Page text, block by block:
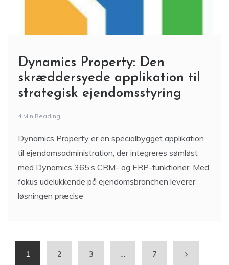
Dynamics Property: Den
skræddersyede applikation til
strategisk ejendomsstyring
4 Min Reading
Dynamics Property er en specialbygget applikation
til ejendomsadministration, der integreres sømløst
med Dynamics 365’s CRM- og ERP-funktioner. Med
fokus udelukkende på ejendomsbranchen leverer
løsningen præcise
1 2 3 … 7